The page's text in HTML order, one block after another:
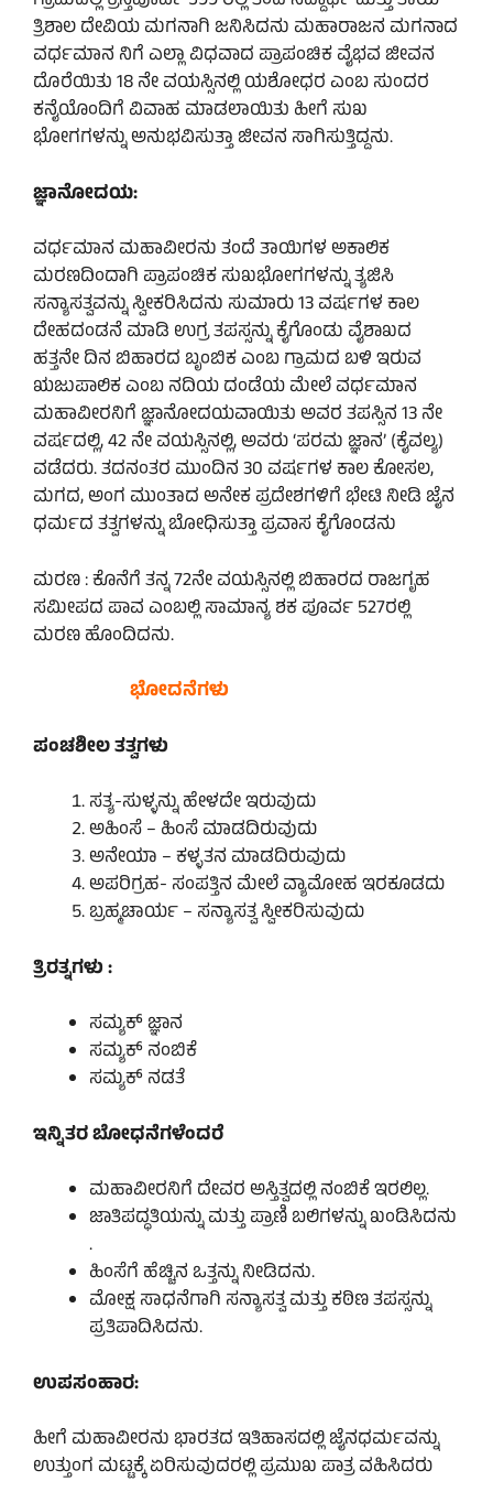
ತ್ರಿಶಾಲ ದೇವಿಯ ಮಗನಾಗಿ ಜನಿಸಿದನು ಮಹಾರಾಜನ ಮಗನಾದ
ವರ್ಧಮಾನ ನಿಗೆ ಎಲ್ಲಾ ವಿಧವಾದ ಪ್ರಾಪಂಚಿಕ ವೈಭವ ಜೀವನ
ದೊರೆಯಿತು 18 ನೇ ವಯಸ್ಸಿನಲ್ಲಿ ಯಶೋಧರ ಎಂಬ ಸುಂದರ
ಕನೈಯೊಂದಿಗೆ ವಿವಾಹ ಮಾಡಲಾಯಿತು ಹೀಗೆ ಸುಖ
ಭೋಗಗಳನ್ನು ಅನುಭವಿಸುತ್ತಾ ಜೀವನ ಸಾಗಿಸುತ್ತಿದ್ದನು.
ಜ್ಞಾನೋದಯ:
ವರ್ಧಮಾನ ಮಹಾವೀರನು ತಂದೆ ತಾಯಿಗಳ ಅಕಾಲಿಕ
ಮರಣದಿಂದಾಗಿ ಪ್ರಾಪಂಚಿಕ ಸುಖಭೋಗಗಳನ್ನು ತ್ಯಜಿಸಿ
ಸನ್ಯಾಸತ್ವವನ್ನು ಸ್ವೀಕರಿಸಿದನು ಸುಮಾರು 13 ವರ್ಷಗಳ ಕಾಲ
ದೇಹದಂಡನೆ ಮಾಡಿ ಉಗ್ರ ತಪಸ್ಸನ್ನು ಕೈಗೊಂಡು ವೈಶಾಖದ
ಹತ್ತನೇ ದಿನ ಬಿಹಾರದ ಬೃಂಬಿಕ ಎಂಬ ಗ್ರಾಮದ ಬಳಿ ಇರುವ
ಋಜುಪಾಲಿಕ ಎಂಬ ನದಿಯ ದಂಡೆಯ ಮೇಲೆ ವರ್ಧಮಾನ
ಮಹಾವೀರನಿಗೆ ಜ್ಞಾನೋದಯವಾಯಿತು ಅವರ ತಪಸ್ಸಿನ 13 ನೇ
ವರ್ಷದಲ್ಲಿ, 42 ನೇ ವಯಸ್ಸಿನಲ್ಲಿ, ಅವರು ‘ಪರಮ ಜ್ಞಾನ’ (ಕೈವಲ್ಯ)
ವಡೆದರು. ತದನಂತರ ಮುಂದಿನ 30 ವರ್ಷಗಳ ಕಾಲ ಕೋಸಲ,
ಮಗದ, ಅಂಗ ಮುಂತಾದ ಅನೇಕ ಪ್ರದೇಶಗಳಿಗೆ ಭೇಟಿ ನೀಡಿ ಜೈನ
ಧರ್ಮದ ತತ್ವಗಳನ್ನು ಬೋಧಿಸುತ್ತಾ ಪ್ರವಾಸ ಕೈಗೊಂಡನು
ಮರಣ : ಕೊನೆಗೆ ತನ್ನ 72ನೇ ವಯಸ್ಸಿನಲ್ಲಿ ಬಿಹಾರದ ರಾಜಗೃಹ
ಸಮೀಪದ ಪಾವ ಎಂಬಲ್ಲಿ ಸಾಮಾನ್ಯ ಶಕ ಪೂರ್ವ 527ರಲ್ಲಿ
ಮರಣ ಹೊಂದಿದನು.
ಭೋದನೆಗಳು
ಪಂಚಶೀಲ ತತ್ವಗಳು
ಸತ್ಯ-ಸುಳ್ಳನ್ನು ಹೇಳದೇ ಇರುವುದು
ಅಹಿಂಸೆ – ಹಿಂಸೆ ಮಾಡದಿರುವುದು
ಅನೇಯಾ – ಕಳ್ಳತನ ಮಾಡದಿರುವುದು
ಅಪರಿಗ್ರಹ- ಸಂಪತ್ತಿನ ಮೇಲೆ ವ್ಯಾಮೋಹ ಇರಕೂಡದು
ಬ್ರಹ್ಮಚಾರ್ಯ – ಸನ್ಯಾಸತ್ವ ಸ್ವೀಕರಿಸುವುದು
ತ್ರಿರತ್ನಗಳು :
ಸಮ್ಯಕ್ ಜ್ಞಾನ
ಸಮ್ಯಕ್ ನಂಬಿಕೆ
ಸಮ್ಯಕ್ ನಡತೆ
ಇನ್ನಿತರ ಬೋಧನೆಗಳೆಂದರೆ
ಮಹಾವೀರನಿಗೆ ದೇವರ ಅಸ್ತಿತ್ವದಲ್ಲಿ ನಂಬಿಕೆ ಇರಲಿಲ್ಲ.
ಜಾತಿಪದ್ಧತಿಯನ್ನು ಮತ್ತು ಪ್ರಾಣಿ ಬಲಿಗಳನ್ನು ಖಂಡಿಸಿದನು
.
ಹಿಂಸೆಗೆ ಹೆಚ್ಚಿನ ಒತ್ತನ್ನು ನೀಡಿದನು.
ಮೋಕ್ಷ ಸಾಧನೆಗಾಗಿ ಸನ್ಯಾಸತ್ವ ಮತ್ತು ಕಠಿಣ ತಪಸ್ಸನ್ನು
ಪ್ರತಿಪಾದಿಸಿದನು.
ಉಪಸಂಹಾರ:
ಹೀಗೆ ಮಹಾವೀರನು ಭಾರತದ ಇತಿಹಾಸದಲ್ಲಿ ಜೈನಧರ್ಮವನ್ನು
ಉತ್ತುಂಗ ಮಟ್ಟಕ್ಕೆ ಏರಿಸುವುದರಲ್ಲಿ ಪ್ರಮುಖ ಪಾತ್ರ ವಹಿಸಿದರು